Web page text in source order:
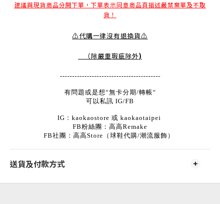
建議與現貨商品分開下單，下單表示同意商品頁描述嚴禁棄單及不取
貨！
⚠️代購一律沒有退換貨⚠️
（除嚴重瑕疵除外)
-----------------------------------------
有問題或是想“無卡分期/轉帳“
可以私訊 IG/FB
IG：kaokaostore 或 kaokaotaipei
FB粉絲團：高高Remake
FB社團：高高Store（球鞋代購/潮流服飾）
送貨及付款方式